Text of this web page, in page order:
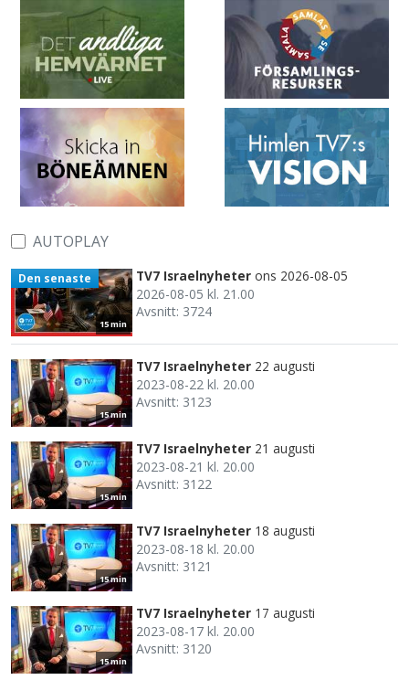
AUTOPLAY
15 min
Den senaste TV7 Israelnyheter ons 2026-08-05
2026-08-05 kl. 21.00
Avsnitt: 3724
15 min
TV7 Israelnyheter 22 augusti
2023-08-22 kl. 20.00
Avsnitt: 3123
15 min
TV7 Israelnyheter 21 augusti
2023-08-21 kl. 20.00
Avsnitt: 3122
15 min
TV7 Israelnyheter 18 augusti
2023-08-18 kl. 20.00
Avsnitt: 3121
15 min
TV7 Israelnyheter 17 augusti
2023-08-17 kl. 20.00
Avsnitt: 3120